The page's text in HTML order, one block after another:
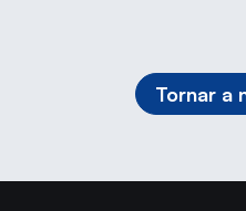
Tornar a